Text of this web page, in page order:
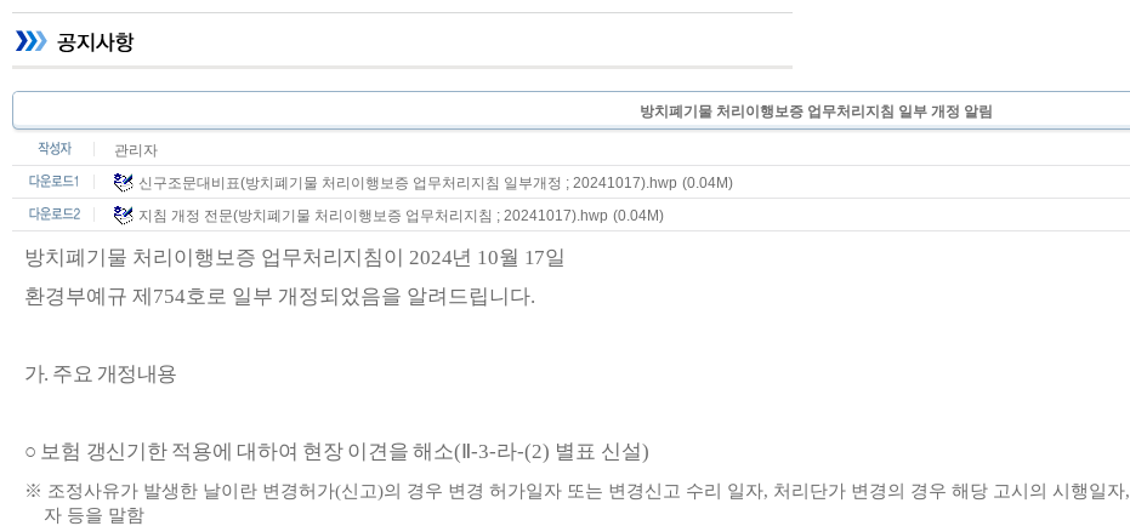
방치폐기물 처리이행보증 업무처리지침 일부 개정 알림
관리자
신구조문대비표(방치폐기물 처리이행보증 업무처리지침 일부개정 ; 20241017).hwp (0.04M)
지침 개정 전문(방치폐기물 처리이행보증 업무처리지침 ; 20241017).hwp (0.04M)
방치폐기물 처리이행보증 업무처리지침이 2024년 10월 17일
환경부예규 제 754호로 일부 개정되었음을 알려드립니다.
가. 주요 개정내용
○ 보험 갱신기한 적용에 대하여 현장 이견을 해소(Ⅱ-3-라-(2) 별표 신설)
※ 조정사유가 발생한 날이란 변경허가(신고)의 경우 변경 허가일자 또는 변경신고 수리 일자, 처리단가 변경의 경우 해당 고시의 시행일자,
자 등을 말함